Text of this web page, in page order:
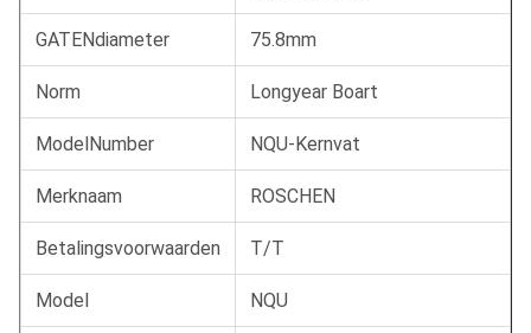
GATENdiameter 75.8mm
Norm Longyear Boart
ModelNumber NQU-Kernvat
Merknaam ROSCHEN
Betalingsvoorwaarden T/T
Model NQU